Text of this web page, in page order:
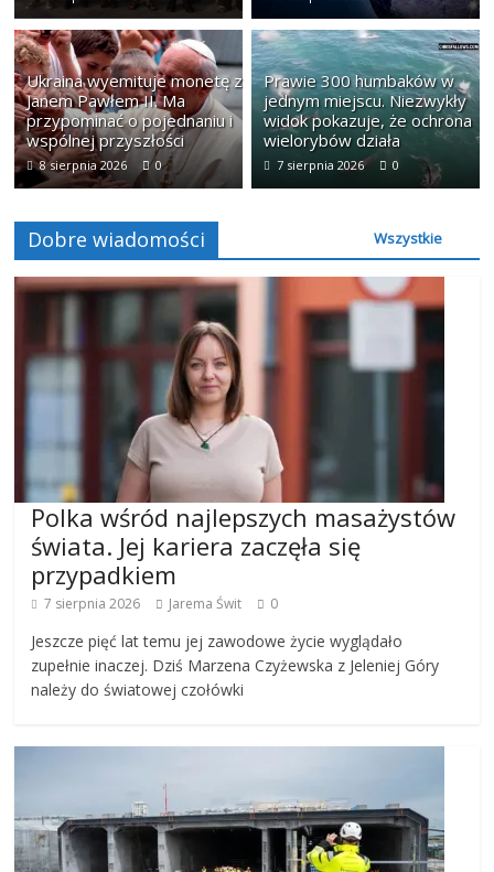
Ukraina wyemituje monetę z
Janem Pawłem II. Ma
przypominać o pojednaniu i
wspólnej przyszłości
8 sierpnia 2026 0
Prawie 300 humbaków w
jednym miejscu. Niezwykły
widok pokazuje, że ochrona
wielorybów działa
7 sierpnia 2026 0
Dobre wiadomości Wszystkie
Polka wśród najlepszych masażystów
świata. Jej kariera zaczęła się
przypadkiem
7 sierpnia 2026 Jarema Świt 0
Jeszcze pięć lat temu jej zawodowe życie wyglądało
zupełnie inaczej. Dziś Marzena Czyżewska z Jeleniej Góry
należy do światowej czołówki